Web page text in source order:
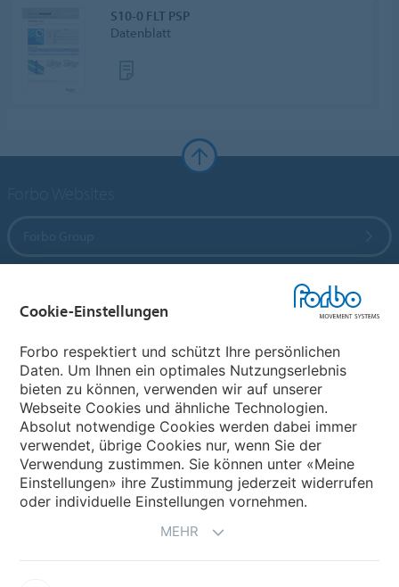
S10-0 FLT PSP
Datenblatt
Wählen Sie ein Land
Wählen Sie Ihr Land
Cookie-Einstellungen
Forbo respektiert und schützt Ihre persönlichen
Daten. Um Ihnen ein optimales Nutzungserlebnis
bieten zu können, verwenden wir auf unserer
Webseite Cookies und ähnliche Technologien.
Absolut notwendige Cookies werden dabei immer
verwendet, übrige Cookies nur, wenn Sie der
Verwendung zustimmen. Sie können unter «Meine
Einstellungen» ihre Zustimmung jederzeit widerrufen
oder individuelle Einstellungen vornehmen.
MEHR